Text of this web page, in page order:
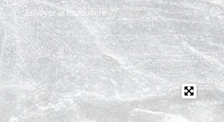
Envoyer le formulaire